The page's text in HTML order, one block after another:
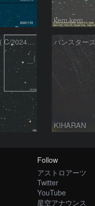
kem.kem
パンスターズ彗星 ( C/2024G4 )の予報位置：2026/06/23
KIHARAN
Follow
アストロアーツ
Twitter
YouTube
星空アナウンス